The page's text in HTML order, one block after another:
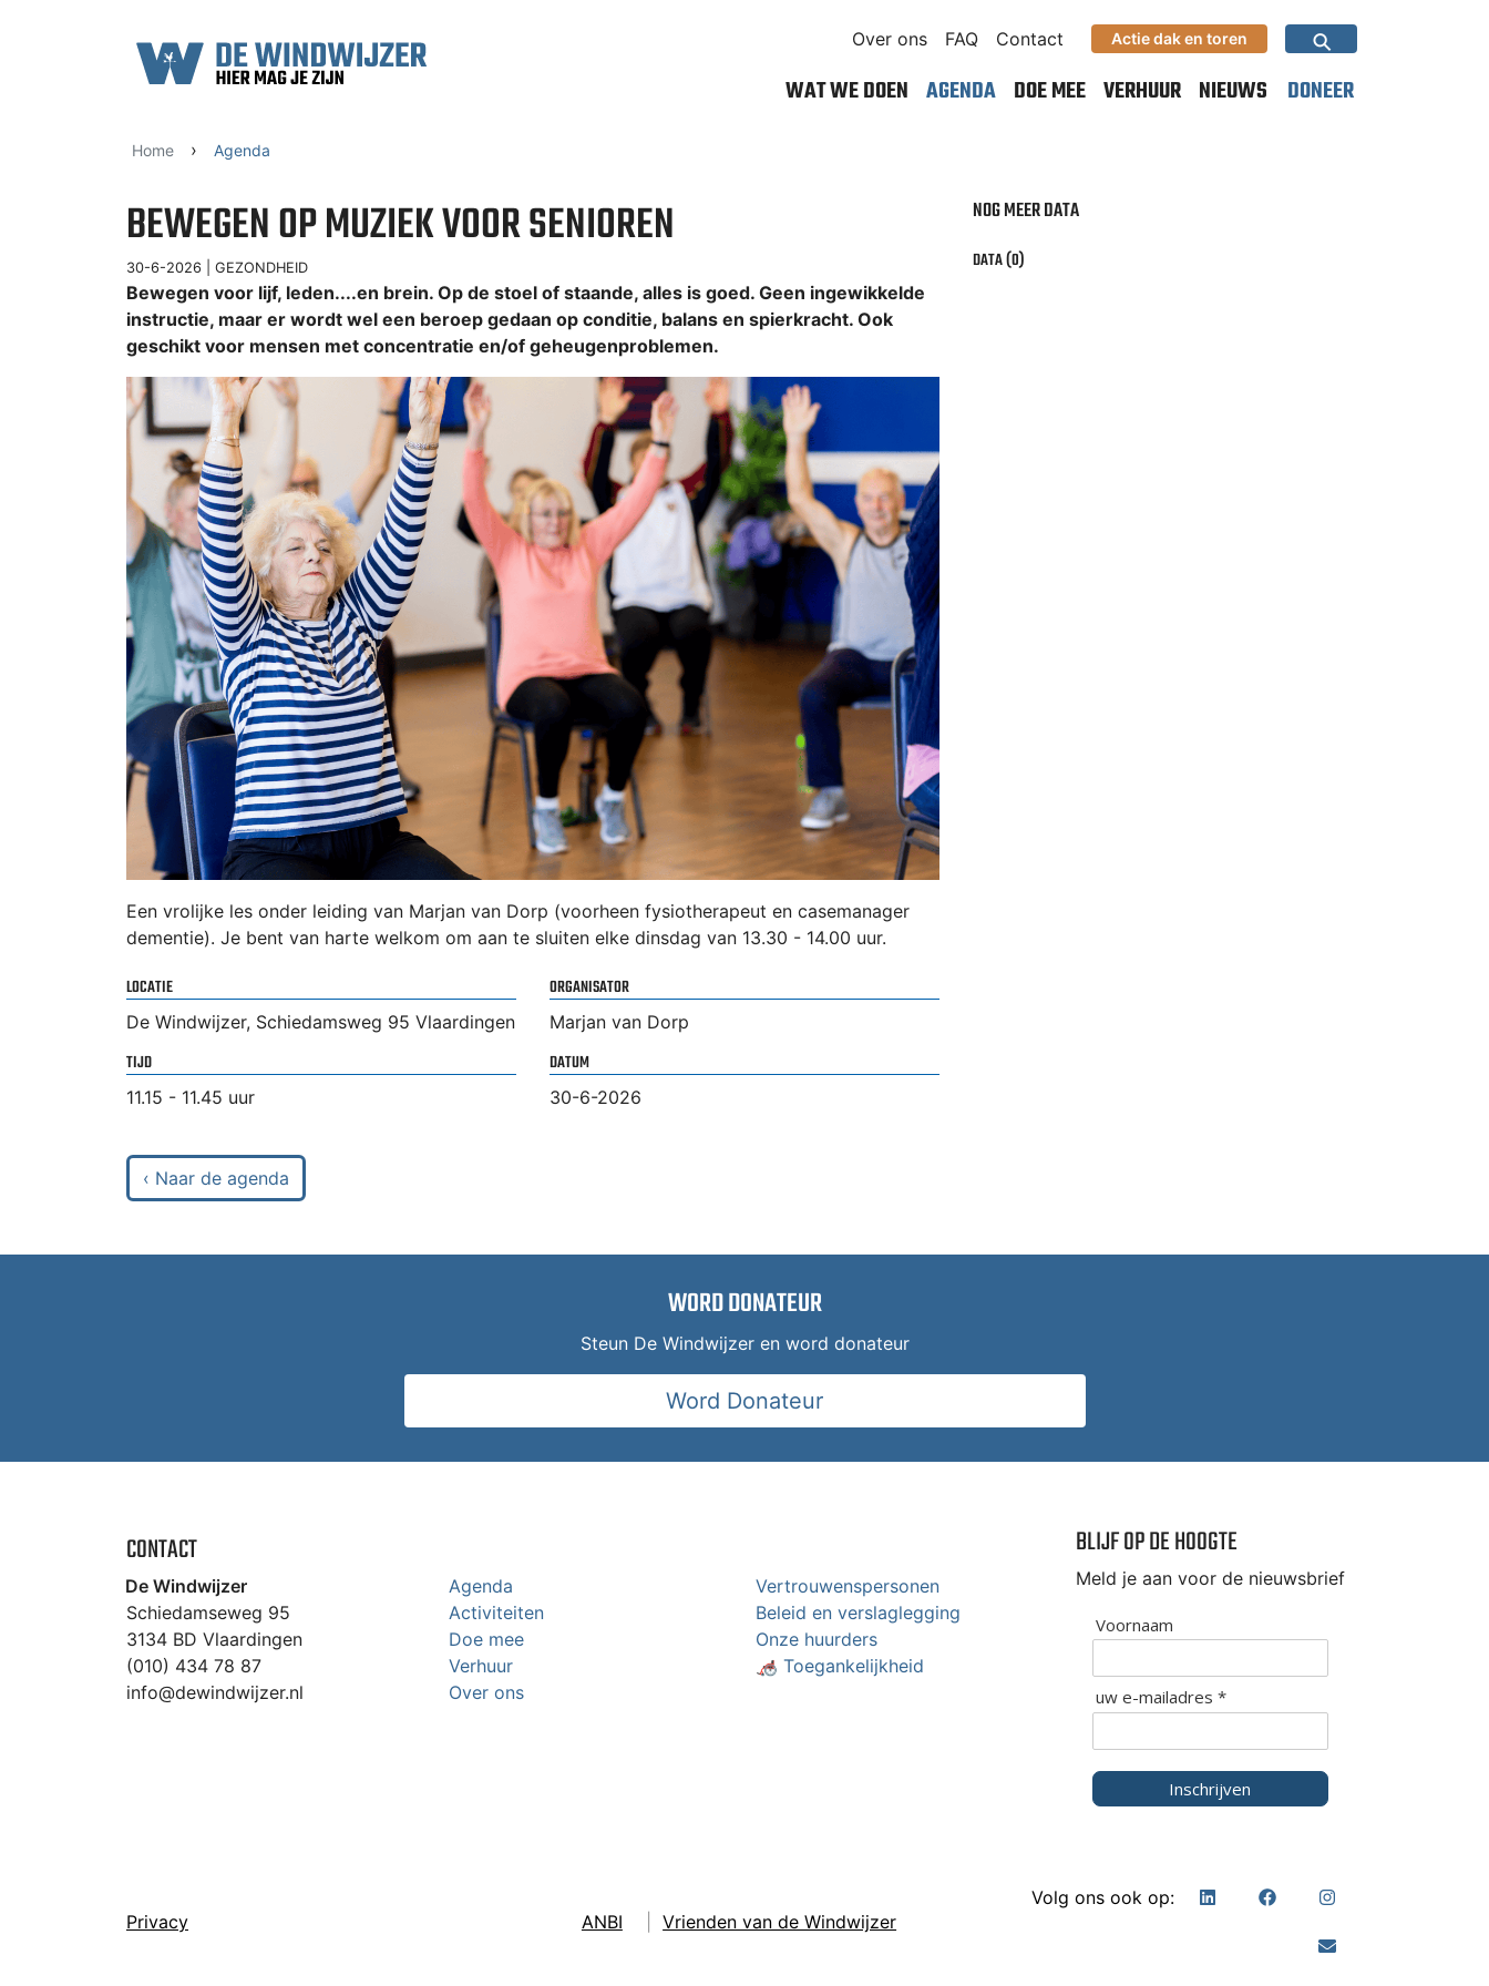
Over ons
FAQ Contact Actie dak en toren ⚲
WAT WE DOEN AGENDA DOE MEE VERHUUR NIEUWS DONEER
Home › Agenda
BEWEGEN OP MUZIEK VOOR SENIOREN
30-6-2026 | GEZONDHEID
Bewegen voor lijf, leden....en brein. Op de stoel of staande, alles is goed. Geen ingewikkelde
instructie, maar er wordt wel een beroep gedaan op conditie, balans en spierkracht. Ook
geschikt voor mensen met concentratie en/of geheugenproblemen.
Een vrolijke les onder leiding van Marjan van Dorp (voorheen fysiotherapeut en casemanager
dementie). Je bent van harte welkom om aan te sluiten elke dinsdag van 13.30 - 14.00 uur.
LOCATIE
De Windwijzer, Schiedamsweg 95 Vlaardingen
ORGANISATOR
Marjan van Dorp
TIJD
11.15 - 11.45 uur
DATUM
30-6-2026
NOG MEER DATA
DATA (0)
‹ Naar de agenda
WORD DONATEUR
Steun De Windwijzer en word donateur
Word Donateur
CONTACT
De Windwijzer
Schiedamseweg 95
3134 BD Vlaardingen
(010) 434 78 87
info@dewindwijzer.nl
Agenda
Activiteiten
Doe mee
Verhuur
Over ons
Vertrouwenspersonen
Beleid en verslaglegging
Onze huurders
🦽 Toegankelijkheid
BLIJF OP DE HOOGTE
Meld je aan voor de nieuwsbrief
Voornaam
uw e-mailadres *
Inschrijven
Privacy ANBI Vrienden van de Windwijzer
Volg ons ook op: